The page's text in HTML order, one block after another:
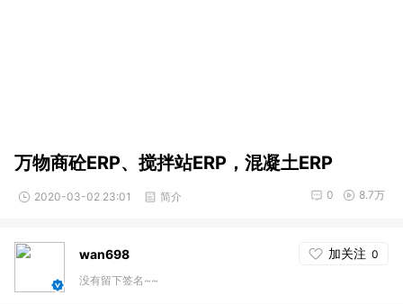
万物商砼ERP、搅拌站ERP，混凝土ERP
2020-03-02 23:01 简介 8.7万
0
wan698 加关注 0
没有留下签名~~